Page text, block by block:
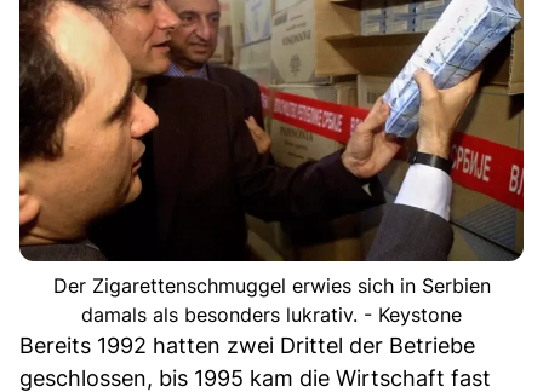
Der Zigarettenschmuggel erwies sich in Serbien
damals als besonders lukrativ. - Keystone
Bereits 1992 hatten zwei Drittel der Betriebe
geschlossen, bis 1995 kam die Wirtschaft fast